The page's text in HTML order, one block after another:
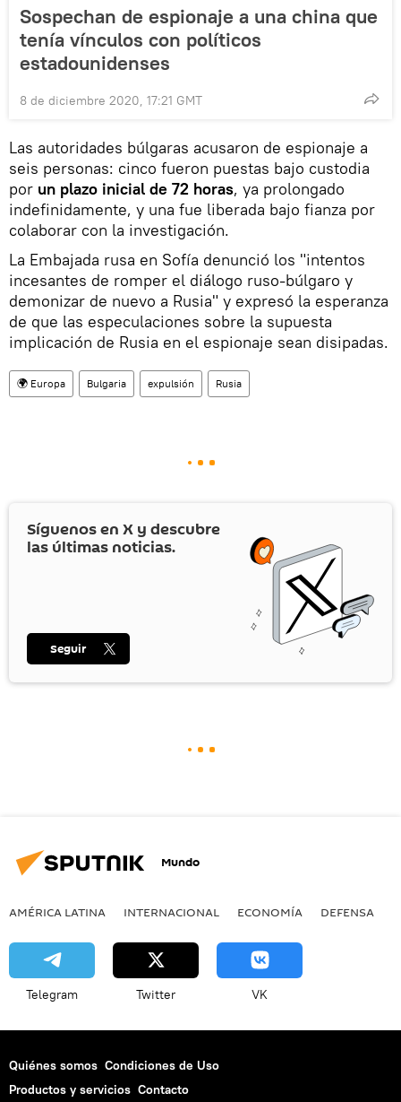
Sospechan de espionaje a una china que
tenía vínculos con políticos
estadounidenses
8 de diciembre 2020, 17:21 GMT
Las autoridades búlgaras acusaron de espionaje a
seis personas: cinco fueron puestas bajo custodia
por un plazo inicial de 72 horas, ya prolongado
indefinidamente, y una fue liberada bajo fianza por
colaborar con la investigación.
La Embajada rusa en Sofía denunció los "intentos
incesantes de romper el diálogo ruso-búlgaro y
demonizar de nuevo a Rusia" y expresó la esperanza
de que las especulaciones sobre la supuesta
implicación de Rusia en el espionaje sean disipadas.
🌍 Europa Bulgaria expulsión Rusia
Síguenos en X y descubre
las últimas noticias.
Seguir
Mundo
AMÉRICA LATINA INTERNACIONAL ECONOMÍA DEFENSA
Telegram Twitter VK
Quiénes somos Condiciones de Uso
Productos y servicios Contacto